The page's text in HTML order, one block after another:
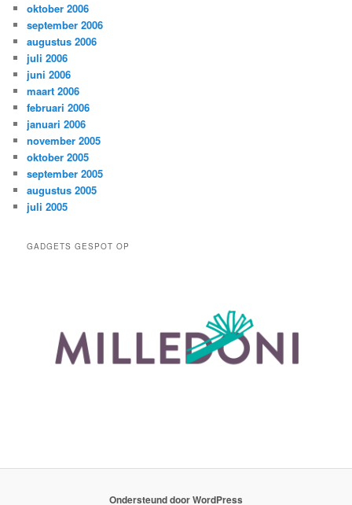
oktober 2006
september 2006
augustus 2006
juli 2006
juni 2006
maart 2006
februari 2006
januari 2006
november 2005
oktober 2005
september 2005
augustus 2005
juli 2005
GADGETS GESPOT OP
Ondersteund door WordPress